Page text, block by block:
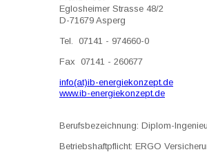
Eglosheimer Strasse 48/2
D-71679 Asperg
Tel.  07141 - 974660-0
Fax  07141 - 260677
info(at)ib-energiekonzept.de
www.ib-energiekonzept.de
Berufsbezeichnung: Diplom-
Betriebshaftpflicht: ERGO